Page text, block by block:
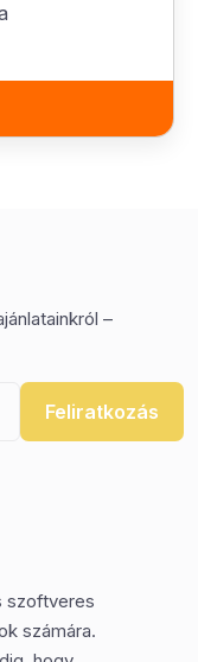
–
Feliratkozás
szoftveres
számára.